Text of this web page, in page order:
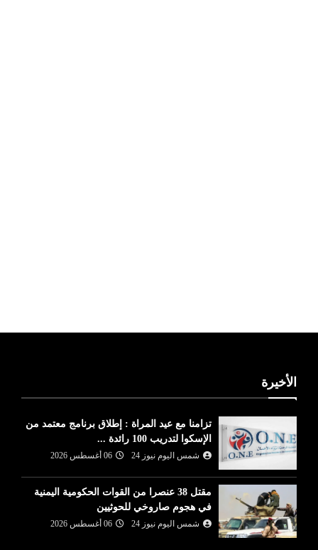
الأخيرة
تزامنا مع عيد المراة : إطلاق برنامج معتمد من
الإسكوا لتدريب 100 رائدة ...
شمس اليوم نيوز 24 06 أغسطس 2026
مقتل 38 عنصرا من القوات الحكومية اليمنية
في هجوم صاروخي للحوثيين
شمس اليوم نيوز 24 06 أغسطس 2026